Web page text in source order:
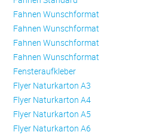
Fahnen Wunschformat
Fahnen Wunschformat
Fahnen Wunschformat
Fahnen Wunschformat
Fensteraufkleber
Flyer Naturkarton A3
Flyer Naturkarton A4
Flyer Naturkarton A5
Flyer Naturkarton A6